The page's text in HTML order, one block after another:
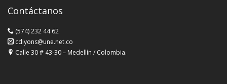
Contáctanos
(574) 232 44 62
cdiyons@une.net.co
Calle 30 # 43-30 – Medellín / Colombia.